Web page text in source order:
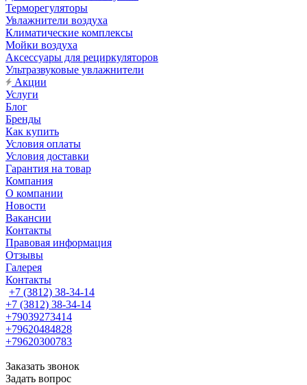
Терморегуляторы
Увлажнители воздуха
Климатические комплексы
Мойки воздуха
Аксессуары для рециркуляторов
Ультразвуковые увлажнители
Акции
Услуги
Блог
Бренды
Как купить
Условия оплаты
Условия доставки
Гарантия на товар
Компания
О компании
Новости
Вакансии
Контакты
Правовая информация
Отзывы
Галерея
Контакты
+7 (3812) 38-34-14
+7 (3812) 38-34-14
+79039273414
+79620484828
+79620300783
Заказать звонок
Задать вопрос